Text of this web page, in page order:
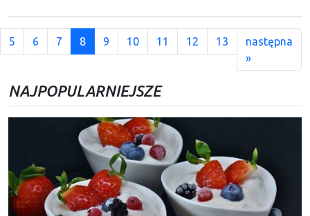
5 6 7 8 9 10 11 12 13
następna
»
NAJPOPULARNIEJSZE